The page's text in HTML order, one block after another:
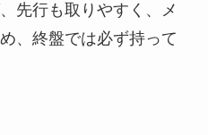
先行も取りやすく、メ
、終盤では必ず持って